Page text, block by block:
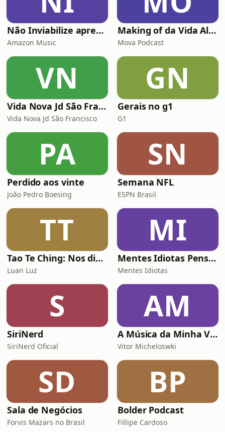
#Podcast #H
Não Inviabilize apresenta: Histórias da Firma
Amazon Music
Making of da Vida Alheia - Mova
Mova Podcast
VN
Vida Nova Jd São Francisco
Vida Nova Jd São Francisco
GN
Gerais no g1
G1
PA
Perdido aos vinte
João Pedro Boesing
SN
Semana NFL
ESPN Brasil
TT
Tao Te Ching: Nos dias de hoje
Luan Luz
MI
Mentes Idiotas Pensam Igual
Mentes Idiotas
S
SiriNerd
SiriNerd Oficial
AM
A Música da Minha Vida Com Renato Gaúcho
Vitor Micheloswki
SD
Sala de Negócios
Forvis Mazars no Brasil
BP
Bolder Podcast
Fillipe Cardoso